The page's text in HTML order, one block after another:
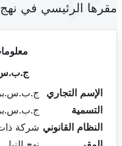
مقرها الرئيسي في نهج النيل عد1د
الإسم التجاري
التسمية
النظام القانوني شركة